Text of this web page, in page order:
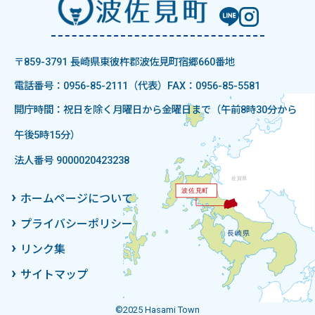
〒859-3791 長崎県東彼杵郡波佐見町宿郷660番地
電話番号：0956-85-2111（代表）
FAX：0956-85-5581
開庁時間：祝日を除く月曜日から金曜日まで（午前8時30分から
午後5時15分）
法人番号 9000020423238
ホームページについて
プライバシーポリシー
リンク集
サイトマップ
©2025 Hasami Town